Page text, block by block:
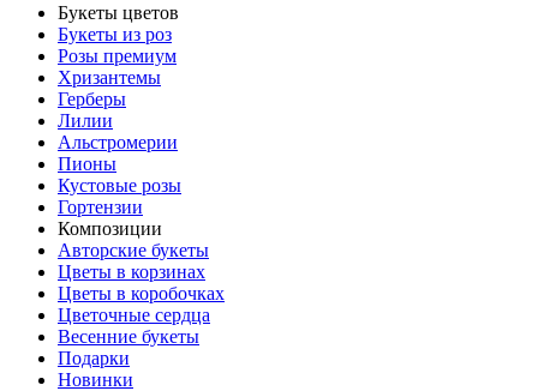
Букеты цветов
Букеты из роз
Розы премиум
Хризантемы
Герберы
Лилии
Альстромерии
Пионы
Кустовые розы
Гортензии
Композиции
Авторские букеты
Цветы в корзинах
Цветы в коробочках
Цветочные сердца
Весенние букеты
Подарки
Новинки